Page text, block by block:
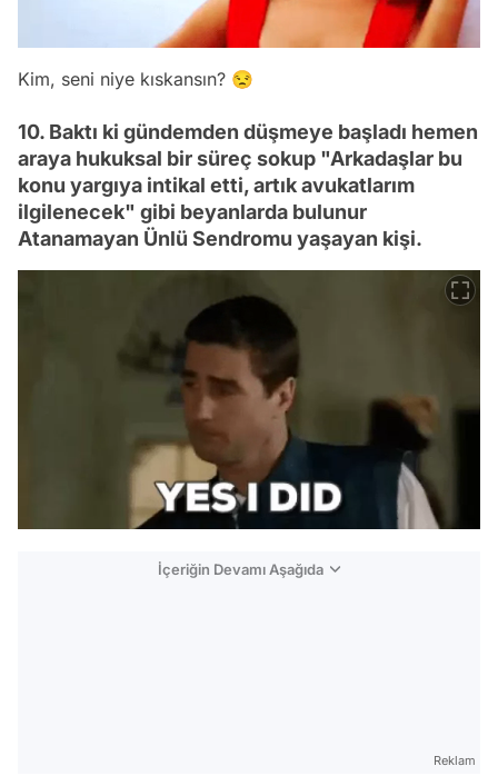
Kim, seni niye kıskansın? 😒
10. Baktı ki gündemden düşmeye başladı hemen
araya hukuksal bir süreç sokup "Arkadaşlar bu
konu yargıya intikal etti, artık avukatlarım
ilgilenecek" gibi beyanlarda bulunur
Atanamayan Ünlü Sendromu yaşayan kişi.
İçeriğin Devamı Aşağıda
Reklam